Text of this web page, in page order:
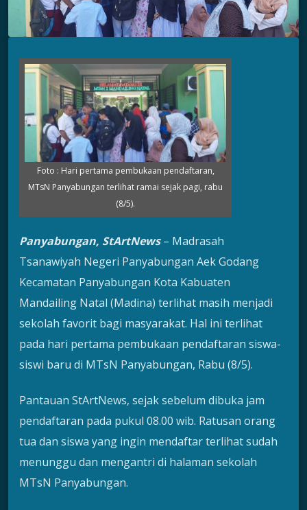
Foto : Hari pertama pembukaan pendaftaran,
MTsN Panyabungan terlihat ramai sejak pagi, rabu
(8/5).
Panyabungan, StArtNews– Madrasah
Tsanawiyah Negeri Panyabungan Aek Godang
Kecamatan Panyabungan Kota Kabuaten
Mandailing Natal (Madina) terlihat masih menjadi
sekolah favorit bagi masyarakat. Hal ini terlihat
pada hari pertama pembukaan pendaftaran siswa-
siswi baru di MTsN Panyabungan, Rabu (8/5).
Pantauan StArtNews, sejak sebelum dibuka jam
pendaftaran pada pukul 08.00 wib. Ratusan orang
tua dan siswa yang ingin mendaftar terlihat sudah
menunggu dan mengantri di halaman sekolah
MTsN Panyabungan.